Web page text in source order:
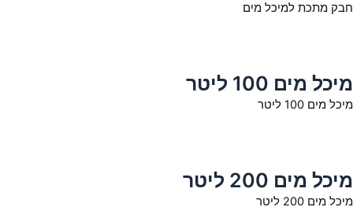
חבק מתכת למיכל מים
מיכל מים 100 ליטר
מיכל מים 100 ליטר
מיכל מים 200 ליטר
מיכל מים 200 ליטר